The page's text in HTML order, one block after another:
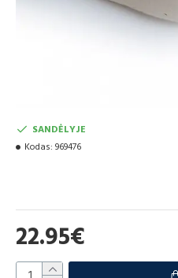
22.95€
SANDĖLYJE
Kodas: 969476